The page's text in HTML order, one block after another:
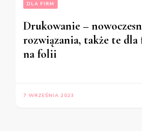
DLA FIRM
Drukowanie –
rozwiązania, także te
na folii
7 WRZEŚNIA 2023